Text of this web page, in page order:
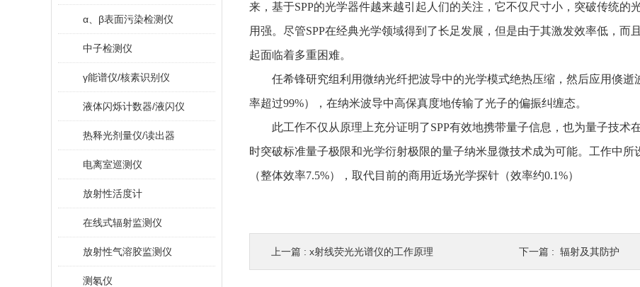
α、β表面污染检测仪
中子检测仪
γ能谱仪/核素识别仪
液体闪烁计数器/液闪仪
热释光剂量仪/读出器
电离室巡测仪
放射性活度计
在线式辐射监测仪
放射性气溶胶监测仪
测氡仪
来，基于SPP的光学器件越来越引起人们的关注，它不仅尺寸小，突破传统
用强。尽管SPP在经典光学领域得到了长足发展，但是由于其激发效率低，
起面临着多重困难。
任希锋研究组利用微纳光纤把波导中的光学模式绝热压缩，然后应用倏逝
率超过99%），在纳米波导中高保真度地传输了光子的偏振纠缠态。
此工作不仅从原理上充分证明了SPP有效地携带量子信息，也为量子技术
时突破标准量子极限和光学衍射极限的量子纳米显微技术成为可能。工作中
（整体效率7.5%），取代目前的商用近场光学探针（效率约0.1%）
上一篇 : x射线荧光光谱仪的工作原理 下一篇 : 辐射及其防护